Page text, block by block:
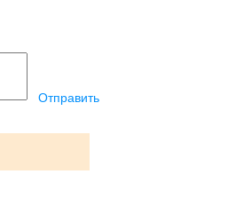
Отправить